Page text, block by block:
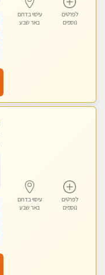
לפרטים
נוספים
עיסוי בדרום
באר שבע
לפרטים
נוספים
עיסוי בדרום
באר שבע